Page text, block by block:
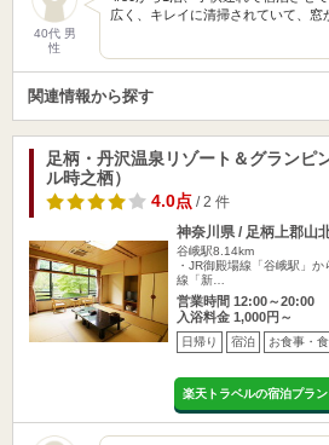
40代 男
性
広く、キレイに清掃されていて、窓
関連情報から探す
足柄・丹沢温泉リゾート＆グランピ
ル時之栖）
4.0点/ 2 件
神奈川県 / 足柄上郡山
谷峨駅8.14km
・JR御殿場線「谷峨駅」
線「新…
営業時間 12:00～20:00
入浴料金 1,000円～
日帰り 宿泊 お食事・
楽天トラベルの宿泊プラ